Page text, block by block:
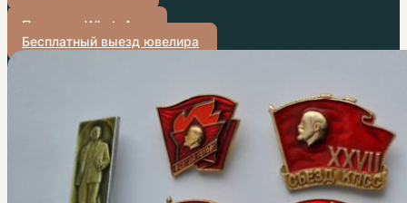
Пишите в WhatsApp
Бесплатный выезд ювелира